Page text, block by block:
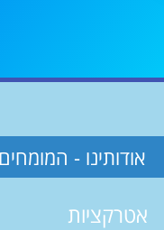
אודותינו - המומחים
אטרקציות